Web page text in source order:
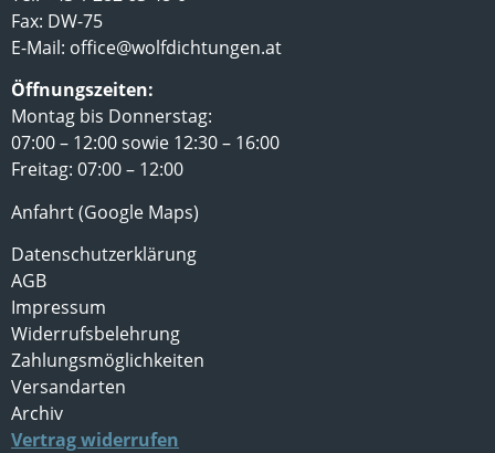
Fax: DW-75
E-Mail: office@wolfdichtungen.at
Öffnungszeiten:
Montag bis Donnerstag:
07:00 – 12:00 sowie 12:30 – 16:00
Freitag: 07:00 – 12:00
Anfahrt (Google Maps)
Datenschutzerklärung
AGB
Impressum
Widerrufsbelehrung
Zahlungsmöglichkeiten
Versandarten
Archiv
Vertrag widerrufen